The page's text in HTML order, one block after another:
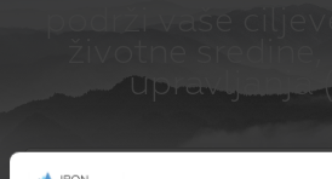
upravljanja